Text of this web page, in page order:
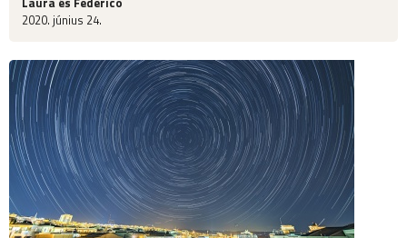
2020. június 24.